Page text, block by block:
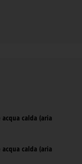
acqua calda (aria
acqua calda (aria